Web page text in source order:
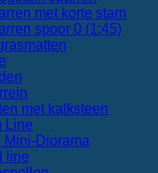
met korte stam
spoor 0 (1:45)
met kalksteen
Line
Mini-Diorama
line